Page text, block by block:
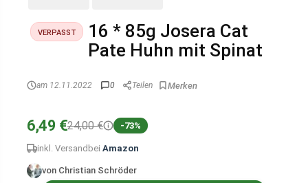
VERPASST
16 * 85g Josera Cat
Pate Huhn mit Spinat
am 12.11.2022 0 Teilen
6,49 €24,00 € -73%
inkl. Versand bei Amazon
von Christian Schröder